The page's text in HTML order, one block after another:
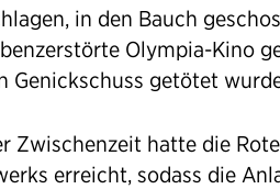
in den Bauch
Olympia-Kino
Genickschuss getötet
Zwischenzeit hatte die
erreicht, sodass die